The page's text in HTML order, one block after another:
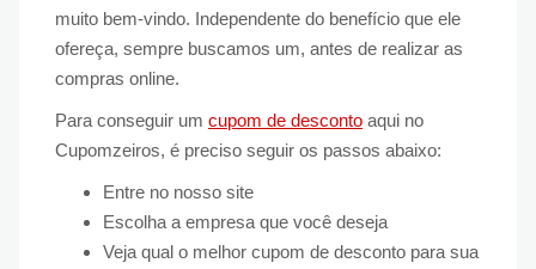
muito bem-vindo. Independente do benefício que ele
ofereça, sempre buscamos um, antes de realizar as
compras online.
Para conseguir um cupom de desconto aqui no
Cupomzeiros, é preciso seguir os passos abaixo:
Entre no nosso site
Escolha a empresa que você deseja
Veja qual o melhor cupom de desconto para sua